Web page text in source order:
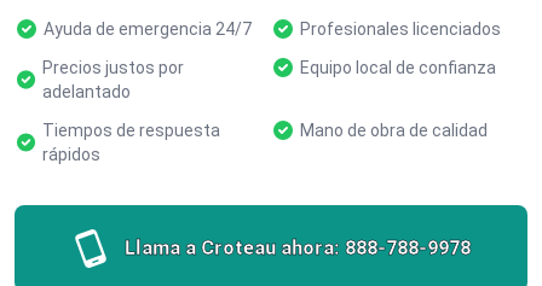
Ayuda de emergencia 24/7
Profesionales licenciados
Precios justos por
adelantado
Equipo local de confianza
Tiempos de respuesta
rápidos
Mano de obra de calidad
Llama a Croteau ahora: 888-788-9978